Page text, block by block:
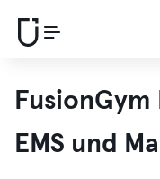
EMS und